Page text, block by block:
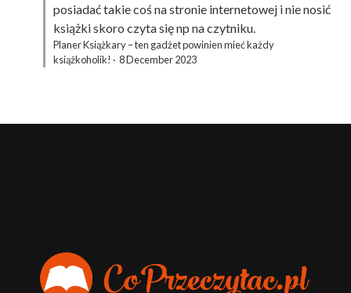
posiadać takie coś na stronie internetowej i nie nosić
książki skoro czyta się np na czytniku.
Planer Książkary – ten gadżet powinien mieć każdy
książkoholik! · 8 December 2023